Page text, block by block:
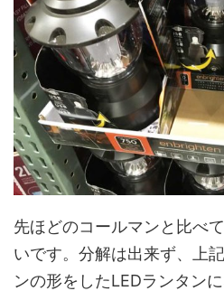
先ほどのコールマンと比べ
いです。分解は出来ず、上
ンの形をしたLEDランタンに